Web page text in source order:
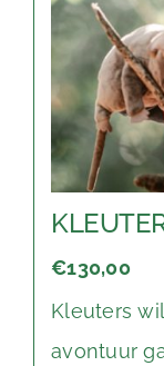
€130,00
Kleuters
avontuur